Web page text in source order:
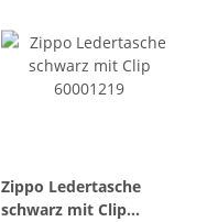
Zippo Ledertasche
schwarz mit Clip